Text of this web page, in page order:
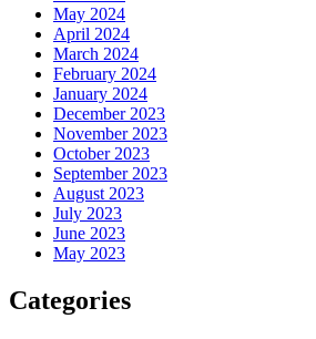
May 2024
April 2024
March 2024
February 2024
January 2024
December 2023
November 2023
October 2023
September 2023
August 2023
July 2023
June 2023
May 2023
Categories